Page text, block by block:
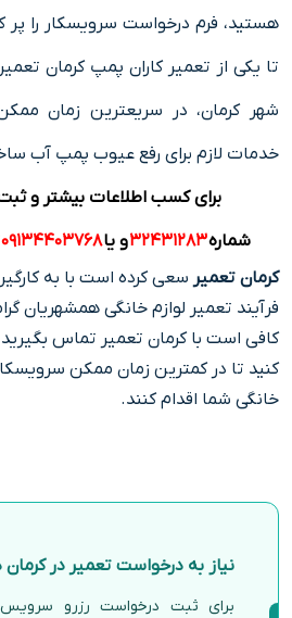
هستید، فرم درخواست سرویسکار را پر
تا یکی از تعمیر کاران پمپ کرمان
شهر کرمان، در سریعترین زمان
خدمات لازم برای رفع عیوب پمپ آب
برای کسب اطلاعات بیشتر و
شماره۳۲۴۳۱۲۸۳و یا۰۹۱۳۴۴۰۳۷۶۸
کرمان تعمیر سعی کرده است با به
فرآیند تعمیر لوازم خانگی همشهریان
کافی است با کرمان تعمیر تماس
کنید تا در کمترین زمان ممکن
خانگی شما اقدام کنند.
نیاز به درخواست تعمیر در کرمان
برای ثبت درخواست رزرو